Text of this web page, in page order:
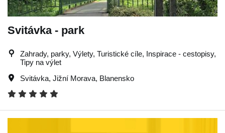
Svitávka - park
Zahrady, parky, Výlety, Turistické cíle, Inspirace - cestopisy,
Tipy na výlet
Svitávka, Jižní Morava, Blanensko